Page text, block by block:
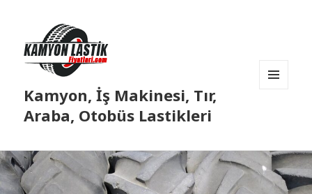
Kamyon, İş Makinesi, Tır,
Araba, Otobüs Lastikleri